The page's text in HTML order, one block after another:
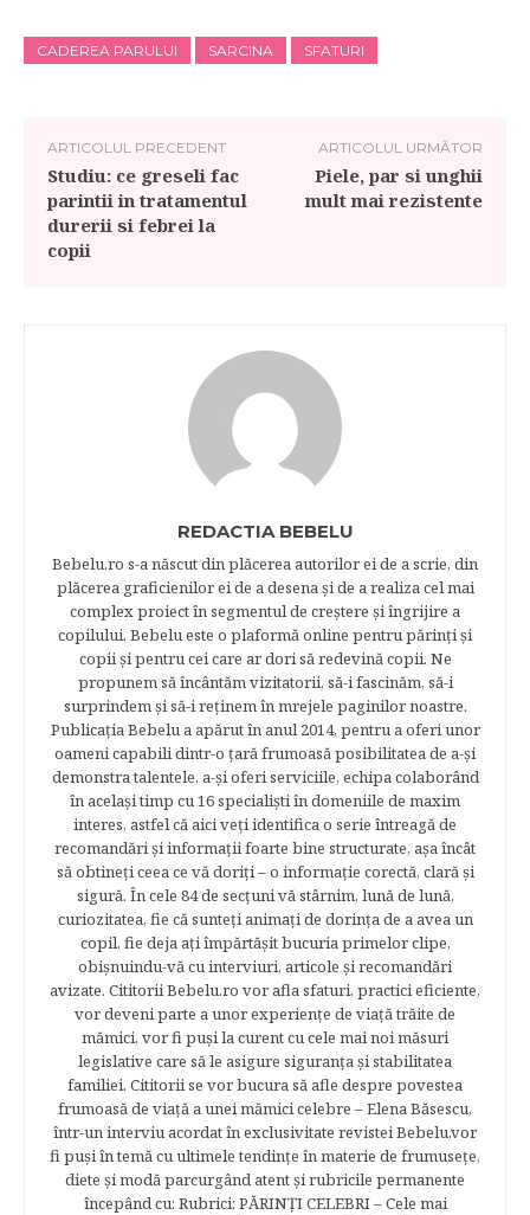
CADEREA PARULUI SARCINA SFATURI
ARTICOLUL PRECEDENT
Studiu: ce greseli fac
parintii in tratamentul
durerii si febrei la
copii
ARTICOLUL URMĂTOR
Piele, par si unghii
mult mai rezistente
REDACTIA BEBELU
Bebelu.ro s-a născut din plăcerea autorilor ei de a scrie, din
plăcerea graficienilor ei de a desena şi de a realiza cel mai
complex proiect în segmentul de creştere şi îngrijire a
copilului. Bebelu este o plaformă online pentru părinţi şi
copii şi pentru cei care ar dori să redevină copii. Ne
propunem să încântăm vizitatorii, să-i fascinăm, să-i
surprindem şi să-i reţinem în mrejele paginilor noastre.​
Publicația Bebelu a apărut în anul 2014, pentru a oferi unor
oameni capabili dintr-o ţară frumoasă posibilitatea de a-şi
demonstra talentele, a-şi oferi serviciile, echipa colaborând
în acelaşi timp cu 16 specialişti în domeniile de maxim
interes, astfel că aici veţi identifica o serie întreagă de
recomandări şi informaţii foarte bine structurate, aşa încât
să obtineţi ceea ce vă doriţi – o informaţie corectă, clară şi
sigură. În cele 84 de secțuni vă stârnim, lună de lună,
curiozitatea, fie că sunteţi animaţi de dorinţa de a avea un
copil, fie deja aţi împărtăşit bucuria primelor clipe,
obişnuindu-vă cu interviuri, articole şi recomandări
avizate. Cititorii Bebelu.ro vor afla sfaturi, practici eficiente,
vor deveni parte a unor experienţe de viaţă trăite de
mămici, vor fi puşi la curent cu cele mai noi măsuri
legislative care să le asigure siguranţa şi stabilitatea
familiei. Cititorii se vor bucura să afle despre povestea
frumoasă de viață a unei mămici celebre – Elena Băsescu,
într-un interviu acordat în exclusivitate revistei Bebelu,vor
fi puşi în temă cu ultimele tendinţe în materie de frumuseţe,
diete şi modă parcurgând atent şi rubricile permanente
începând cu: Rubrici: PĂRINŢI CELEBRI – Cele mai